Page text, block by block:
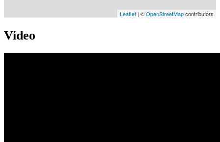
Leaflet | ©OpenStreetMapcontributors
Video